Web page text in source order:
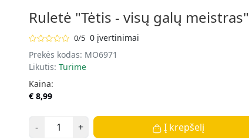
Ruletė "Tėtis - visų galų meistras"
0/5 0 įvertinimai
Prekės kodas: MO6971
Likutis: Turime
Kaina:
€ 8,99
- + Į krepšelį